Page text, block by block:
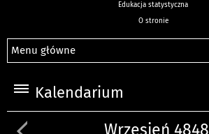
Edukacja statystyczna
O stronie
Menu główne
Kalendarium